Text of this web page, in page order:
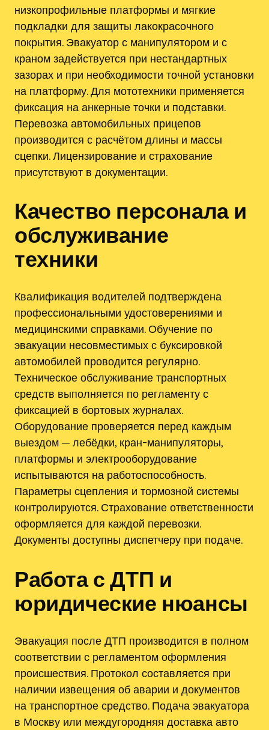
низкопрофильные платформы и мягкие
подкладки для защиты лакокрасочного
покрытия. Эвакуатор с манипулятором и с
краном задействуется при нестандартных
зазорах и при необходимости точной установки
на платформу. Для мототехники применяется
фиксация на анкерные точки и подставки.
Перевозка автомобильных прицепов
производится с расчётом длины и массы
сцепки. Лицензирование и страхование
присутствуют в документации.
Качество персонала и
обслуживание
техники
Квалификация водителей подтверждена
профессиональными удостоверениями и
медицинскими справками. Обучение по
эвакуации несовместимых с буксировкой
автомобилей проводится регулярно.
Техническое обслуживание транспортных
средств выполняется по регламенту с
фиксацией в бортовых журналах.
Оборудование проверяется перед каждым
выездом ─ лебёдки, кран-манипуляторы,
платформы и электрооборудование
испытываются на работоспособность.
Параметры сцепления и тормозной системы
контролируются. Страхование ответственности
оформляется для каждой перевозки.
Документы доступны диспетчеру при подаче.
Работа с ДТП и
юридические нюансы
Эвакуация после ДТП производится в полном
соответствии с регламентом оформления
происшествия. Протокол составляется при
наличии извещения об аварии и документов
на транспортное средство. Подача эвакуатора
в Москву или междугородняя доставка авто